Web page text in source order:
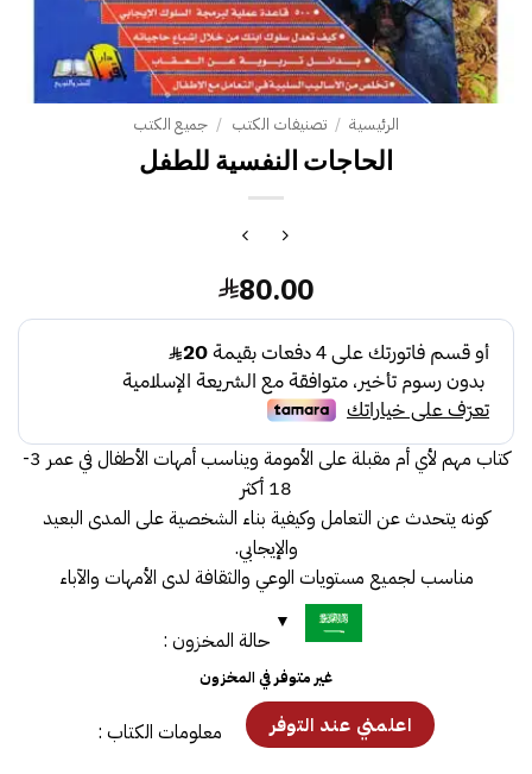
الرئيسية / تصنيفات الكتب / جميع الكتب
الحاجات النفسية للطفل
80.00
كتاب مهم لأي أم مقبلة على الأمومة ويناسب أمهات الأطفال في عمر 3-
18 أكثر
كونه يتحدث عن التعامل وكيفية بناء الشخصية على المدى البعيد
والإيجابي.
مناسب لجميع مستويات الوعي والثقافة لدى الأمهات والآباء
حالة المخزون :
غير متوفر في المخزون
معلومات الكتاب :